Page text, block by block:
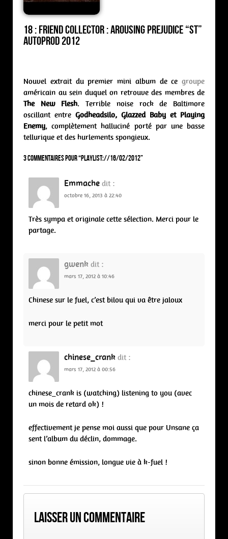
18 : Friend Collector : arousing prejudice “st”
Autoprod 2012
Nouvel extrait du premier mini album de ce groupe
américain au sein duquel on retrouve des membres de
The New Flesh. Terrible noise rock de Baltimore
oscillant entre Godheadsilo, Glazzed Baby et Playing
Enemy, complètement halluciné porté par une basse
tellurique et des hurlements spongieux.
3 commentaires pour “PLAYLIST://16/02/2012”
Emmache dit :
octobre 16, 2013 à 22:40
Très sympa et originale cette sélection. Merci pour le
partage.
gwenk dit :
mars 17, 2012 à 10:46
Chinese sur le fuel, c’est bilou qui va être jaloux
merci pour le petit mot
chinese_crank dit :
mars 17, 2012 à 00:56
chinese_crank is (watching) listening to you (avec
un mois de retard ok) !
effectivement je pense moi aussi que pour Unsane ça
sent l’album du déclin, dommage.
sinon bonne émission, longue vie à k-fuel !
Laisser un commentaire